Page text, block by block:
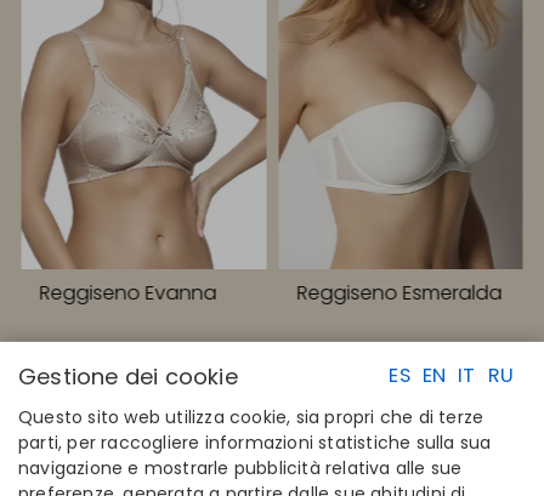
Reggiseno Evanna Reggiseno Esmeralda
ES EN IT RU
Gestione dei cookie
Questo sito web utilizza cookie, sia propri che di terze
parti, per raccogliere informazioni statistiche sulla sua
navigazione e mostrarle pubblicità relativa alle sue
LINK RAPIDI CONTATTI